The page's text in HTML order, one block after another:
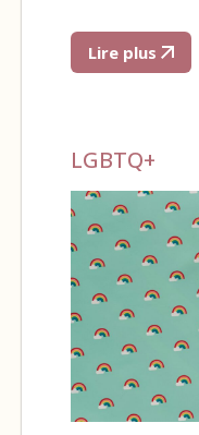
Lire plus
LGBTQ+